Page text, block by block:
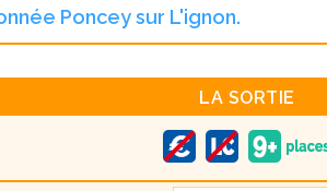
Poncey sur L'ignon.
LA SORTIE